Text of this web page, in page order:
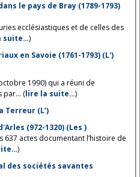
le pays de Bray (1789-1793)
ecclésiastiques et de celles des
suite…)
en Savoie (1761-1793) (L')
1990) qui a réuni de
par... (lire la suite…)
Terreur (L’)
(972-1320) (Les )
637 actes documentant l’histoire de
)
des sociétés savantes